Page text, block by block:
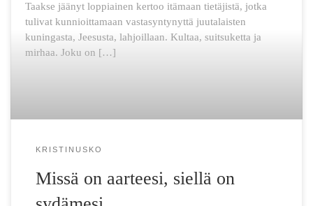
Taakse jäänyt loppiainen kertoo itämaan tietäjistä, jotka
tulivat kunnioittamaan vastasyntynyttä juutalaisten
kuningasta, Jeesusta, lahjoillaan. Kultaa, suitsuketta ja
mirhaa. Joku on […]
KRISTINUSKO
Missä on aarteesi, siellä on